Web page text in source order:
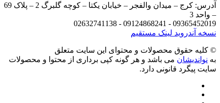
آدرس: کرج – میدان والفجر – خیابان یکتا – کوچه گلبرگ 2 – پلاک 69
3
09365452019 - 09124868241 -
آندرویدلینک مستقیم
حقوق محصولات و محتوای اين سایت متعلق
می باشد و هر گونه کپی برداری از محتوا و محصولات
پیگرد قانونی دارد.